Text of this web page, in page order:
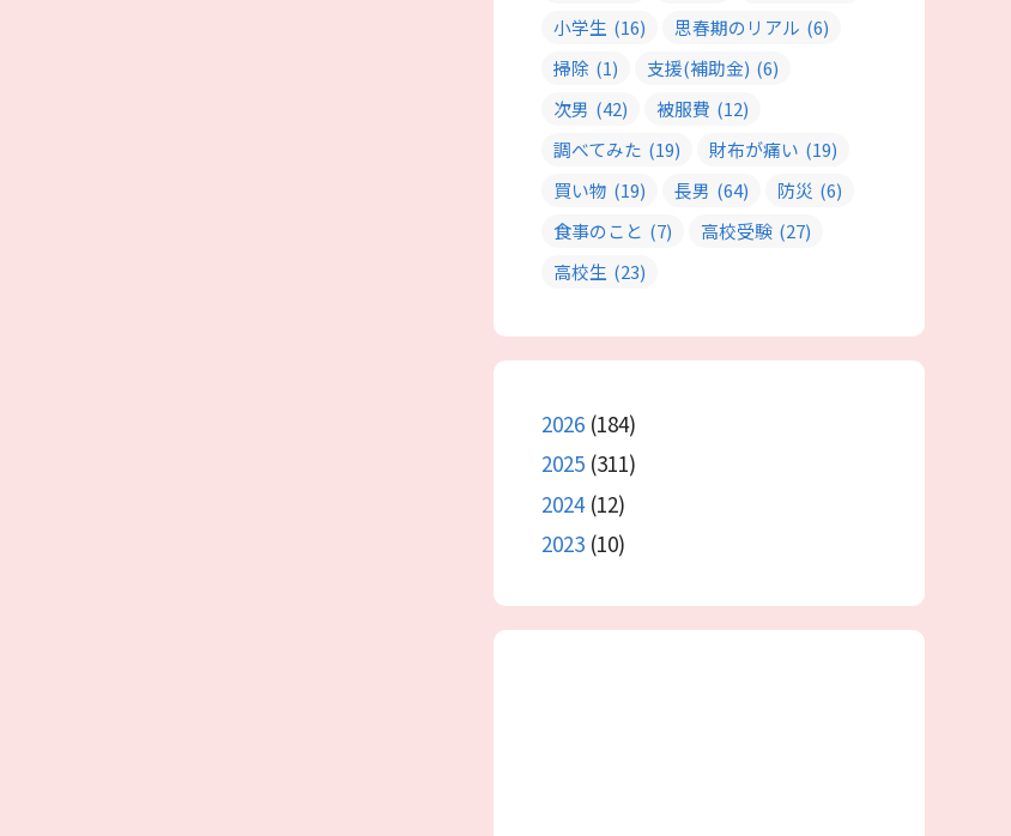
小学生 (16) 思春期のリアル (6)
掃除 (1) 支援(補助金) (6)
次男 (42) 被服費 (12)
調べてみた (19) 財布が痛い (19)
買い物 (19) 長男 (64) 防災 (6)
食事のこと (7) 高校受験 (27)
高校生 (23)
2026 (184)
2025 (311)
2024(12)
2023 (10)